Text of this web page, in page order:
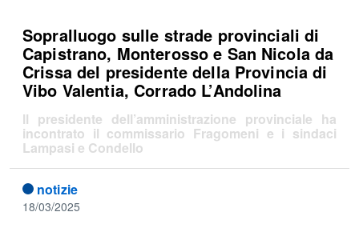
Sopralluogo sulle strade provinciali di
Capistrano, Monterosso e San Nicola da
Crissa del presidente della Provincia di
Vibo Valentia, Corrado L’Andolina
ll presidente dell’amministrazione provinciale ha
incontrato il commissario Fragomeni e i sindaci
Lampasi e Condello
notizie
18/03/2025